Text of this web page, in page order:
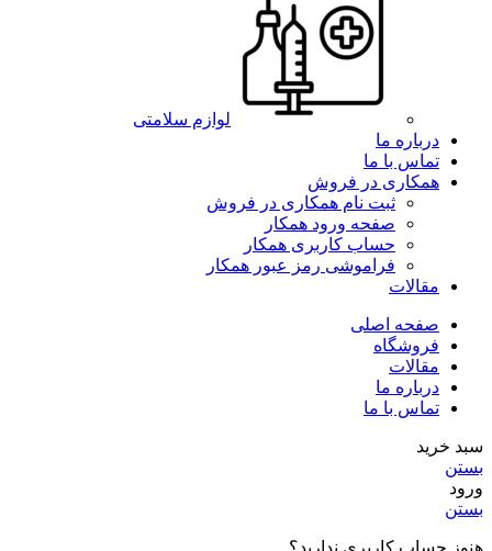
لوازم سلامتی
درباره ما
تماس با ما
همکاری در فروش
ثبت نام همکاری در فروش
صفحه ورود همکار
حساب کاربری همکار
فراموشی رمز عبور همکار
مقالات
صفحه اصلی
فروشگاه
مقالات
درباره ما
تماس با ما
سبد خرید
بستن
ورود
بستن
هنوز حساب کاربری ندارید؟